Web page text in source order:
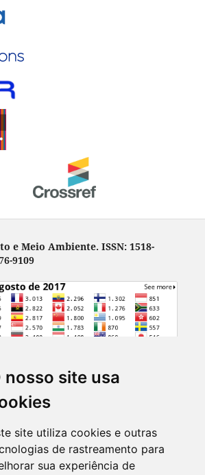
nosso site usa
site utiliza cookies e outras
de rastreamento para
sua experiência de
e Meio Ambiente. ISSN: 1518-
9109
Desenvolvimento e Meio Ambiente
made
Commons - Atribuição 4.0
BY 4.0
autorizações adicionais às